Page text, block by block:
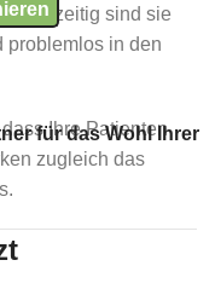
sind sie
problemlos in den
Ihre Patienten
zugleich das
für das Wohl Ihrer